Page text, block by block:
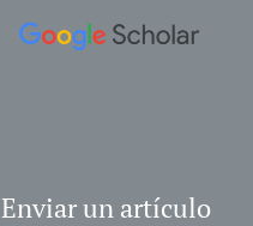
Enviar un artículo